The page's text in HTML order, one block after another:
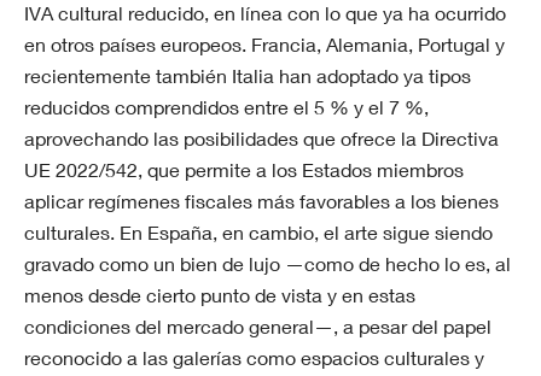
IVA cultural reducido, en línea con lo que ya ha ocurrido
en otros países europeos. Francia, Alemania, Portugal y
recientemente también Italia han adoptado ya tipos
reducidos comprendidos entre el 5 % y el 7 %,
aprovechando las posibilidades que ofrece la Directiva
UE 2022/542, que permite a los Estados miembros
aplicar regímenes fiscales más favorables a los bienes
culturales. En España, en cambio, el arte sigue siendo
gravado como un bien de lujo —como de hecho lo es, al
menos desde cierto punto de vista y en estas
condiciones del mercado general—, a pesar del papel
reconocido a las galerías como espacios culturales y